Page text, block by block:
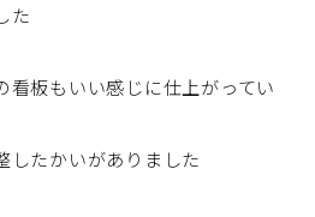
た
看板もいい感じに仕上がってい
したかいがありました